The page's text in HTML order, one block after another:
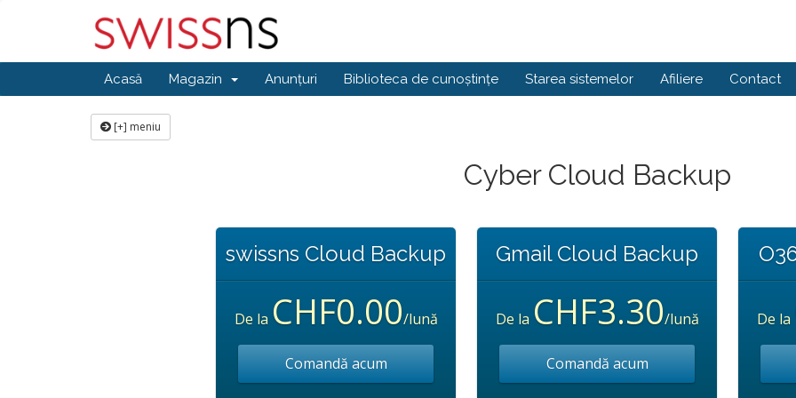
Acasă Magazin Anunțuri Biblioteca de cunoștințe Starea sistemelor Afiliere Contact
[+] meniu
Cyber Cloud Backup
swissns Cloud Backup
De la CHF0.00/lună
Comandă acum
Gmail Cloud Backup
De la CHF3.30/lună
Comandă acum
De la